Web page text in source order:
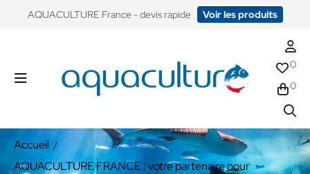
​AQUACULTURE France - devis rapide Voir les produits
0
0
Accueil
AQUACULTURE FRANCE : votre partenaire pour